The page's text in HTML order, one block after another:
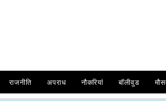
राजनीति अपराध नौकरियां बॉलीवुड